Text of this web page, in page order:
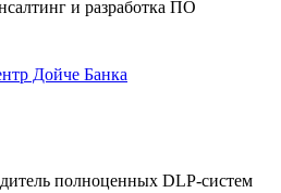
и разработка ПО
Дойче Банка
полноценных DLP-систем